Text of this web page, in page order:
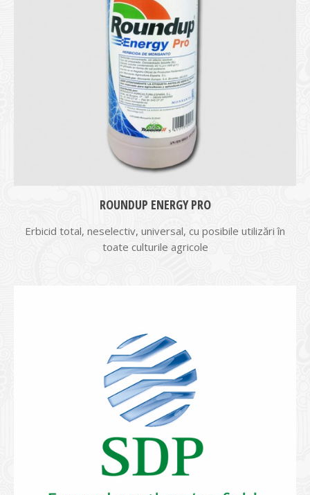
ROUNDUP ENERGY PRO
Erbicid total, neselectiv, universal, cu posibile utilizări în
toate culturile agricole